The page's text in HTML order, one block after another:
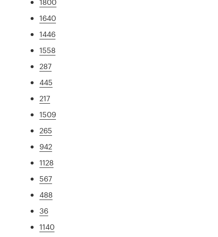
1640
1446
1558
287
445
217
1509
265
942
1128
567
488
36
1140